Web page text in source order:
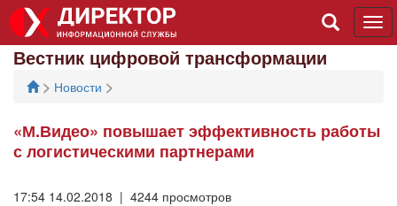
Вестник цифровой трансформации
> Новости >
«М.Видео» повышает эффективность работы
с логистическими партнерами
17:54 14.02.2018 | 4244 просмотров